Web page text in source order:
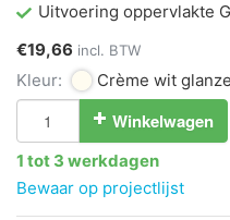
Uitvoering oppervlakte
€19,66 incl. BTW
Kleur: Crème wit
Winkelwagen
1 tot 3 werkdagen
Bewaar op projectlijst